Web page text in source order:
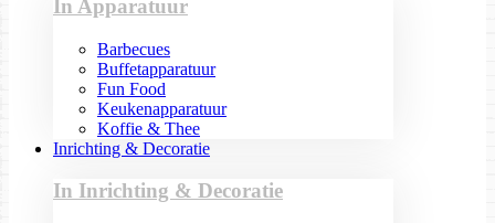
In Apparatuur
Barbecues
Buffetapparatuur
Fun Food
Keukenapparatuur
Koffie & Thee
Inrichting & Decoratie
In Inrichting & Decoratie